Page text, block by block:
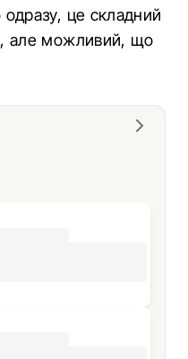
це складний
але можливий, що